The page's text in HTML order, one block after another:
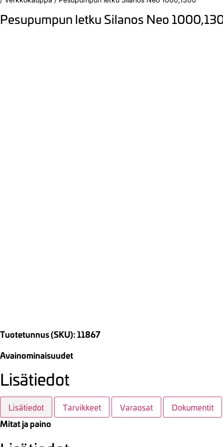
Pesupumpun letku Silanos Neo
Tuotetunnus (SKU): 11867
Avainominaisuudet
Lisätiedot
Lisätiedot Tarvikkeet Varaosat Dokumentit
Mitat ja paino